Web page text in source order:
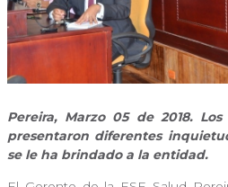
Pereira, Marzo 05 de 2018.
presentaron diferentes
se le ha brindado a la entidad.